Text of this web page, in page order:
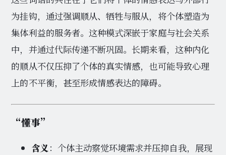
为挂钩，通过强调顺从、牺牲与服从，将个体塑造为
集体利益的服务者。这种模式深嵌于家庭与社会关系
中，并通过代际传递不断巩固。长期来看，这种内化
的顺从不仅压抑了个体的真实情感，也可能导致心理
上的不平衡，甚至形成情感表达的障碍。
“懂事”
含义：个体主动察觉环境需求并压抑自我，展现